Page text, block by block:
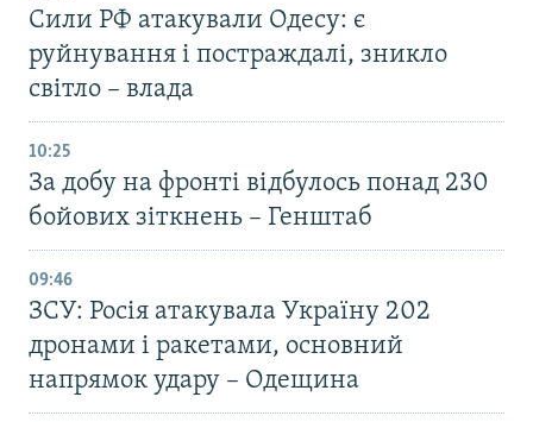
Сили РФ атакували Одесу: є
руйнування і постраждалі, зникло
світло – влада
10:25
За добу на фронті відбулось понад 230
бойових зіткнень – Генштаб
09:46
ЗСУ: Росія атакувала Україну 202
дронами і ракетами, основний
напрямок удару – Одещина